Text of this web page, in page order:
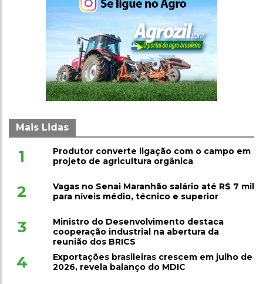
Mais Lidas
1
Produtor converte ligação com o campo em
projeto de agricultura orgânica
2
Vagas no Senai Maranhão salário até R$ 7 mil
para níveis médio, técnico e superior
3
Ministro do Desenvolvimento destaca
cooperação industrial na abertura da
reunião dos BRICS
4
Exportações brasileiras crescem em julho de
2026, revela balanço do MDIC